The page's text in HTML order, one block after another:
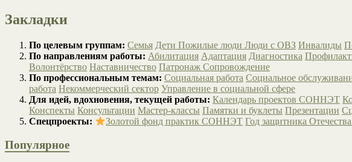
Закладки
По целевым группам: Семья Дети Пожилые люди Люди с ОВЗ Инвалиды
По направлениям работы: Абилитация Адаптация Диагностика
Волонтёрство Наставничество Патронаж Сопровождение
По профессиональным темам: Социальная работа Социальное
работа Некоммерческий сектор Управление в социальной сфере
Для идей, вдохновения, текущей работы: Календарь проектов СОННЭТ
Конспекты Консультации Мастер-классы Памятки и буклеты Презентации
Спецпроекты:
Золотой фонд практик СОННЭТ Год защитника
Популярное